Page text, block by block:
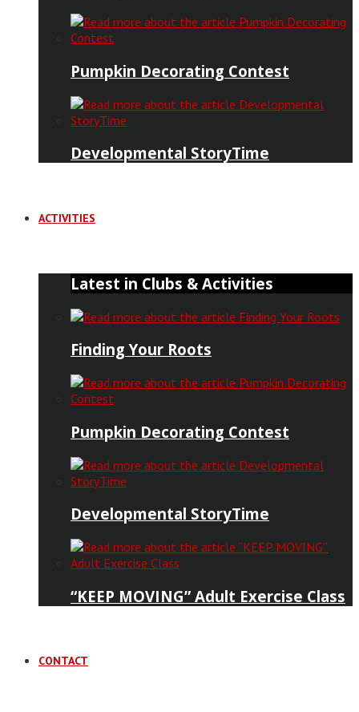
Pumpkin Decorating Contest
Developmental StoryTime
ACTIVITIES
Latest in Clubs & Activities
Finding Your Roots
Pumpkin Decorating Contest
Developmental StoryTime
“KEEP MOVING” Adult Exercise Class
CONTACT